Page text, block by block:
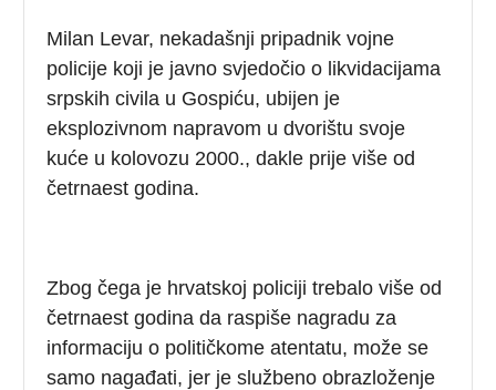
Milan Levar, nekadašnji pripadnik vojne
policije koji je javno svjedočio o likvidacijama
srpskih civila u Gospiću, ubijen je
eksplozivnom napravom u dvorištu svoje
kuće u kolovozu 2000., dakle prije više od
četrnaest godina.
Zbog čega je hrvatskoj policiji trebalo više od
četrnaest godina da raspiše nagradu za
informaciju o političkome atentatu, može se
samo nagađati, jer je službeno obrazloženje